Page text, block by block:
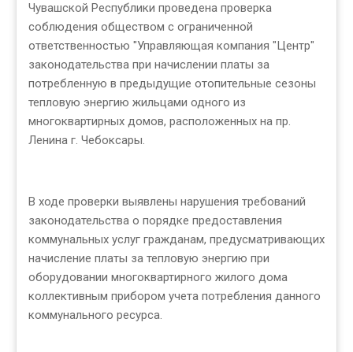
Чувашской Республики проведена проверка
соблюдения обществом с ограниченной
ответственностью "Управляющая компания "Центр"
законодательства при начислении платы за
потребленную в предыдущие отопительные сезоны
тепловую энергию жильцами одного из
многоквартирных домов, расположенных на пр.
Ленина г. Чебоксары.
В ходе проверки выявлены нарушения требований
законодательства о порядке предоставления
коммунальных услуг гражданам, предусматривающих
начисление платы за тепловую энергию при
оборудовании многоквартирного жилого дома
коллективным прибором учета потребления данного
коммунального ресурса.